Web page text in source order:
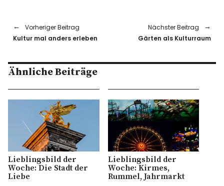
Vorheriger Beitrag
Kultur mal anders erleben
Nächster Beitrag
Gärten als Kulturraum
Ähnliche Beiträge
Lieblingsbild der
Woche: Die Stadt der
Liebe
Lieblingsbild der
Woche: Kirmes,
Rummel, Jahrmarkt